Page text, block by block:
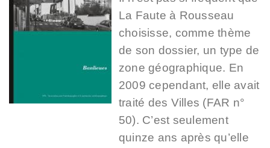
La Faute à Rousseau
choisisse, comme thème
de son dossier, un type de
zone géographique. En
2009 cependant, elle avait
traité des Villes (FAR n°
50). C’est seulement
quinze ans après qu’elle